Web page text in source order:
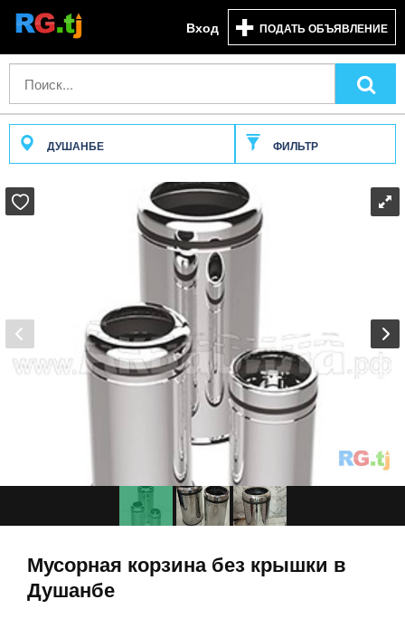
Вход ПОДАТЬ ОБЪЯВЛЕНИЕ
ДУШАНБЕ ФИЛЬТР
Мусорная корзина без крышки в
Душанбе